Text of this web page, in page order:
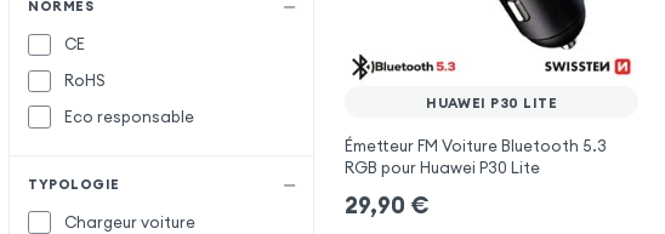
Muvit
M
Samsung
Satechi
Setty
NORMES
CE
RoHS
Eco responsable
TYPOLOGIE
Chargeur voiture
HUAWEI P30 LITE
Émetteur FM Voiture Bluetooth 5.3
RGB pour Huawei P30 Lite
29,90 €